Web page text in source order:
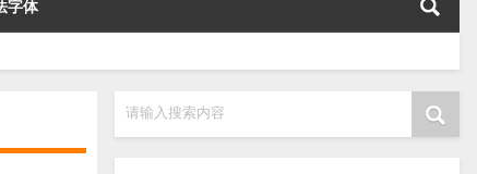
字体
请输入搜索内容